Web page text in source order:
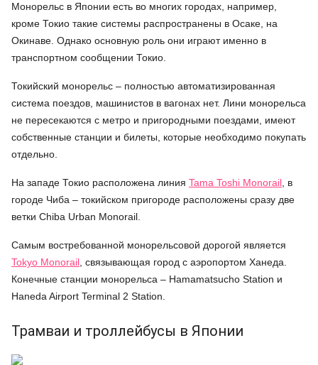
Монорельс в Японии есть во многих городах, например,
кроме Токио такие системы распространены в Осаке, на
Окинаве. Однако основную роль они играют именно в
транспортном сообщении Токио.
Токийский монорельс – полностью автоматизированная
система поездов, машинистов в вагонах нет. Лини монорельса
не пересекаются с метро и пригородными поездами, имеют
собственные станции и билеты, которые необходимо покупать
отдельно.
На западе Токио расположена линия Tama Toshi Monorail , в
городе Чиба – токийском пригороде расположены сразу две
ветки Chiba Urban Monorail.
Самым востребованной монорельсовой дорогой является
Tokyo Monorail , связывающая город с аэропортом Ханеда.
Конечные станции монорельса – Hamamatsucho Station и
Haneda Airport Terminal 2 Station.
Трамваи и троллейбусы в Японии